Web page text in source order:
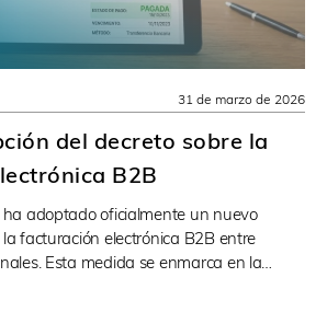
del decreto sobre la
B2B
ha adoptado oficialmente un nuevo
facturación electrónica B2B entre
Esta medida se enmarca en la…
31 de marzo de 2026